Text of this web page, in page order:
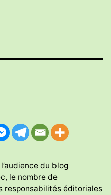
du blog
le nombre de
responsabilités éditoriales